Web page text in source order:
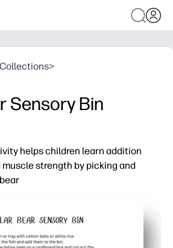
Collections>
Sensory Bin
helps children learn addition
muscle strength by picking and